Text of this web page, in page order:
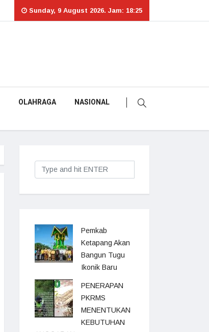
Sunday, 9 August 2026. Jam: 18:25
OLAHRAGA NASIONAL
Pemkab
Ketapang Akan
Bangun Tugu
Ikonik Baru
PENERAPAN
PKRMS
MENENTUKAN
KEBUTUHAN